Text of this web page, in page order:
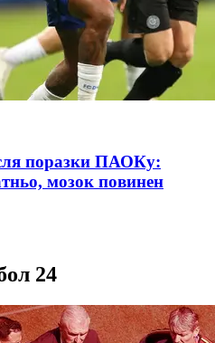
поразки ПАОКу:
мозок повинен
24